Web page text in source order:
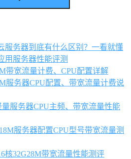
服务器到底有什么区别？一看就懂
用服务器性能评测
带宽流量计费、CPU配置详解
服务器CPU配置、带宽流量计费说
量服务器CPU主频、带宽流量性能
服务器配置CPU型号带宽流量测
核32G28M带宽流量性能测评